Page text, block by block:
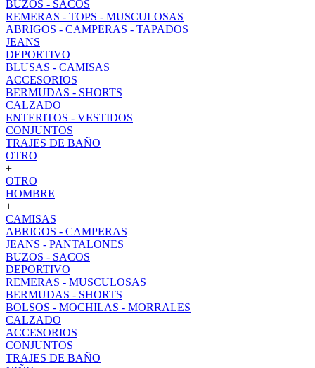
BUZOS - SACOS
REMERAS - TOPS - MUSCULOSAS
ABRIGOS - CAMPERAS - TAPADOS
JEANS
DEPORTIVO
BLUSAS - CAMISAS
ACCESORIOS
BERMUDAS - SHORTS
CALZADO
ENTERITOS - VESTIDOS
CONJUNTOS
TRAJES DE BAÑO
OTRO
+
OTRO
HOMBRE
+
CAMISAS
ABRIGOS - CAMPERAS
JEANS - PANTALONES
BUZOS - SACOS
DEPORTIVO
REMERAS - MUSCULOSAS
BERMUDAS - SHORTS
BOLSOS - MOCHILAS - MORRALES
CALZADO
ACCESORIOS
CONJUNTOS
TRAJES DE BAÑO